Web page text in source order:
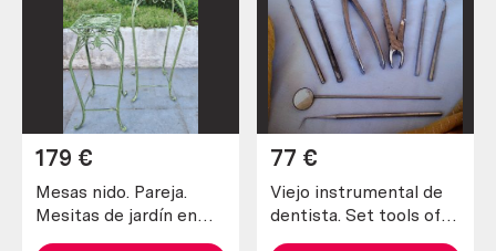
Mesas nido. Pareja.
Mesitas de jardín en
hierro. Conjunto.
179 €
Viejo instrumental de
dentista. Set tools of
dentist
77 €